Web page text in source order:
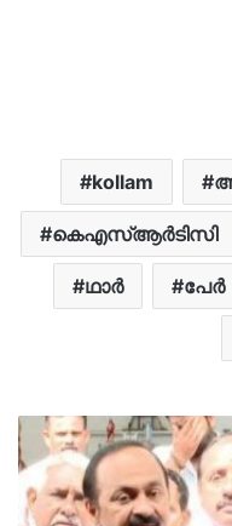
kollam
കെഎസ്ആർടിസി
ഥാർ പേർ